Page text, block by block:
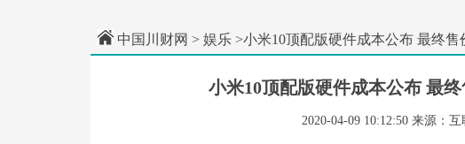
中国川财网 > 娱乐 >小米10顶配版硬件成本公布 最终售
小米10顶配版硬件成本公布 最
2020-04-09 10:12:50 来源：互